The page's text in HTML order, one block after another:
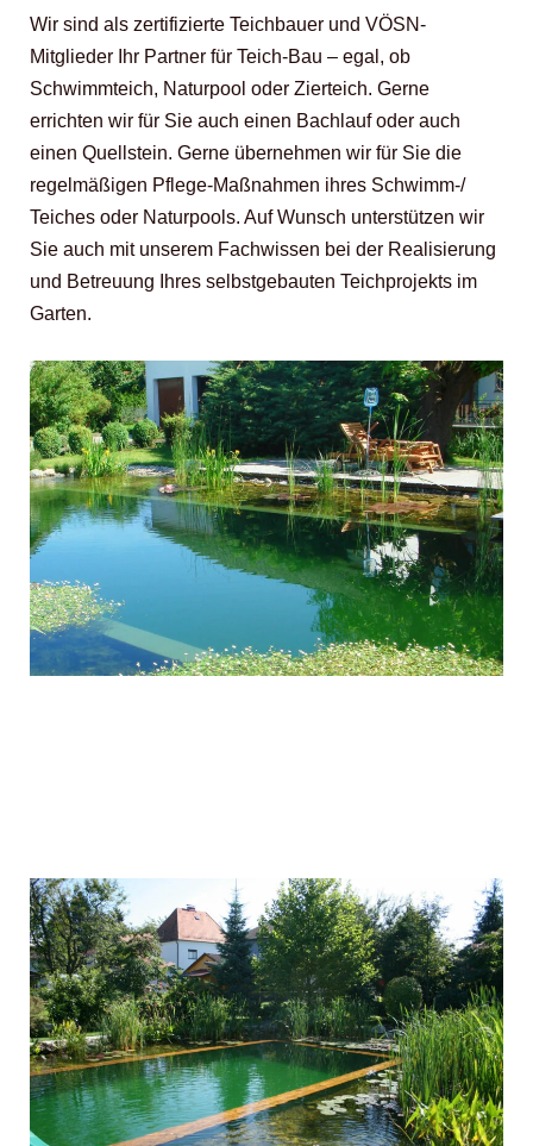
Wir sind als zertifizierte Teichbauer und VÖSN-
Mitglieder Ihr Partner für Teich-Bau – egal, ob
Schwimmteich, Naturpool oder Zierteich. Gerne
errichten wir für Sie auch einen Bachlauf oder auch
einen Quellstein. Gerne übernehmen wir für Sie die
regelmäßigen Pflege-Maßnahmen ihres Schwimm-/
Teiches oder Naturpools. Auf Wunsch unterstützen wir
Sie auch mit unserem Fachwissen bei der Realisierung
und Betreuung Ihres selbstgebauten Teichprojekts im
Garten.